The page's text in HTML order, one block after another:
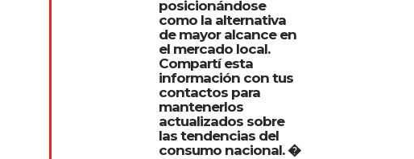
posicionándose
como la alternativa
de mayor alcance en
el mercado local.
Compartí esta
información con tus
contactos para
mantenerlos
actualizados sobre
las tendencias del
consumo nacional. �